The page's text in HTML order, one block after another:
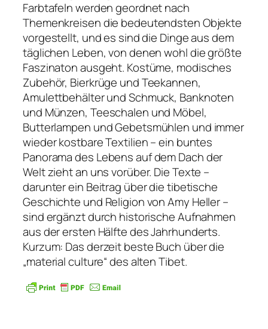
Farbtafeln werden geordnet nach
Themenkreisen die bedeutendsten Objekte
vorgestellt, und es sind die Dinge aus dem
täglichen Leben, von denen wohl die größte
Faszinaton ausgeht. Kostüme, modisches
Zubehör, Bierkrüge und Teekannen,
Amulettbehälter und Schmuck, Banknoten
und Münzen, Teeschalen und Möbel,
Butterlampen und Gebetsmühlen und immer
wieder kostbare Textilien – ein buntes
Panorama des Lebens auf dem Dach der
Welt zieht an uns vorüber. Die Texte –
darunter ein Beitrag über die tibetische
Geschichte und Religion von Amy Heller –
sind ergänzt durch historische Aufnahmen
aus der ersten Hälfte des Jahrhunderts.
Kurzum: Das derzeit beste Buch über die
„material culture“ des alten Tibet.